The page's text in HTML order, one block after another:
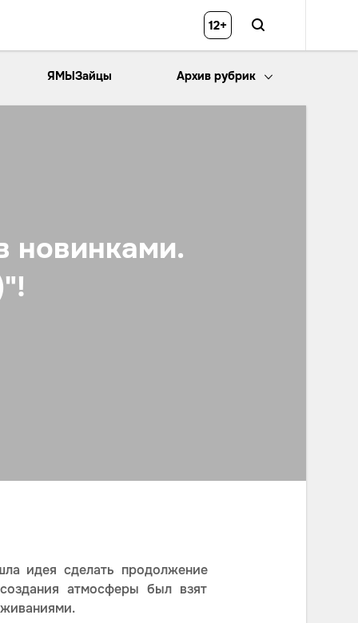
12+
ЯМЫЗайцы Архив рубрик
новинками.
идея сделать продолжение
атмосферы был взят